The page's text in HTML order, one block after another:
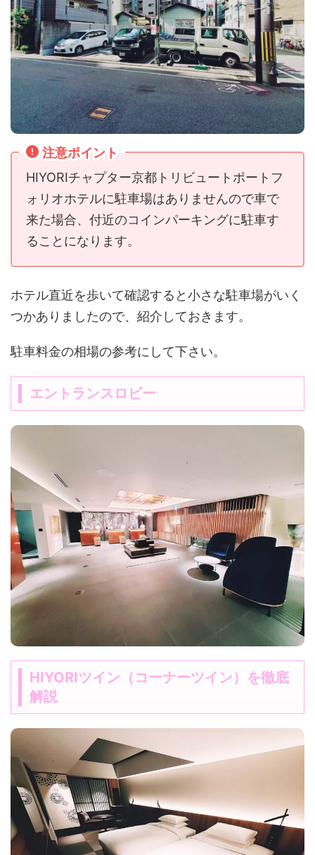
注意ポイント
HIYORIチャプター京都トリビュートポートフ
ォリオホテルに駐車場はありませんので車で
来た場合、付近のコインパーキングに駐車す
ることになります。
ホテル直近を歩いて確認すると小さな駐車場がいく
つかありましたので、紹介しておきます。
駐車料金の相場の参考にして下さい。
エントランスロビー
HIYORIツイン（コーナーツイン）を徹底
解説